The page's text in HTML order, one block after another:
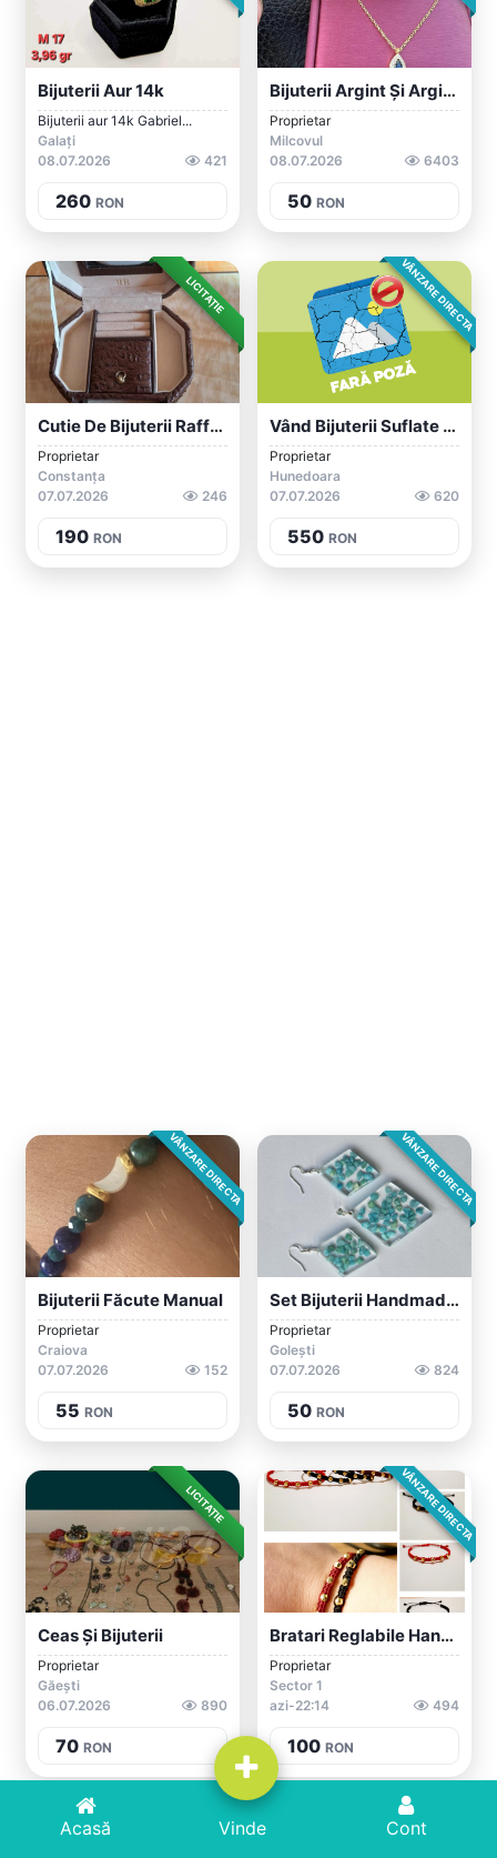
Bijuterii Aur 14k
Bijuterii aur 14k Gabriel...
Galați
08.07.2026
421
260 RON
Bijuterii Argint Și Argint Suflat Cu Aur...
Proprietar
Milcovul
08.07.2026
6403
50 RON
LICITAȚIE
Cutie De Bijuterii Raffaella Curiel 3901...
Proprietar
Constanța
07.07.2026
246
190 RON
VÂNZARE DIRECTA
Vând Bijuterii Suflate Și Placate In Aur
Proprietar
Hunedoara
07.07.2026
620
550 RON
VÂNZARE DIRECTA
Bijuterii Făcute Manual
Proprietar
Craiova
07.07.2026
152
55 RON
VÂNZARE DIRECTA
Set Bijuterii Handmade Beauty
Proprietar
Golești
07.07.2026
824
50 RON
LICITAȚIE
Ceas Și Bijuterii
Proprietar
Găești
06.07.2026
890
70 RON
VÂNZARE DIRECTA
Bratari Reglabile Handmade
Proprietar
Sector 1
azi-22:14
494
100 RON
Acasă Adaugă Anunț Cont
Acasă Vinde Cont